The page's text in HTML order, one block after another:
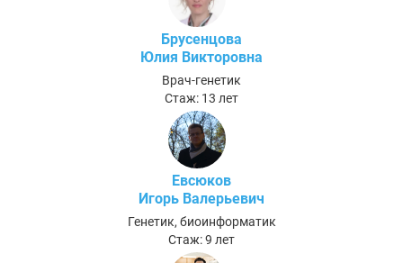
Брусенцова
Юлия Викторовна
Врач-генетик
Стаж: 13 лет
Евсюков
Игорь Валерьевич
Генетик, биоинформатик
Стаж: 9 лет